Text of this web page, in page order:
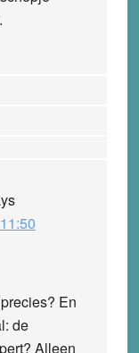
En
de
Alleen